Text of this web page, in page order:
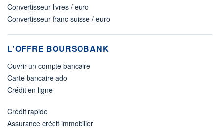
Convertisseur livres / euro
Convertisseur franc suisse / euro
L'OFFRE BOURSOBANK
Ouvrir un compte bancaire
Carte bancaire ado
Crédit en ligne
Crédit rapide
Assurance crédit immobilier